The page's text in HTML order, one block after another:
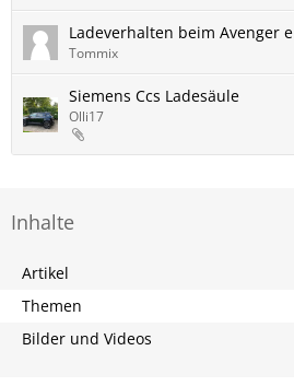
Ladeverhalten beim Avenger e
Tommix
Siemens Ccs Ladesäule
Olli17
Inhalte
Artikel
Themen
Bilder und Videos